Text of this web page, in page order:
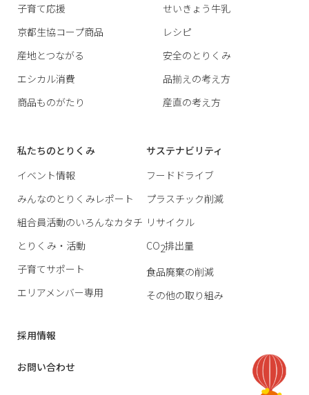
子育て応援
京都生協コープ商品
産地とつながる
エシカル消費
商品ものがたり
せいきょう牛乳
レシピ
安全のとりくみ
品揃えの考え方
産直の考え方
私たちのとりくみ
イベント情報
みんなのとりくみレポート
組合員活動のいろんなカタチ
とりくみ・活動
子育てサポート
エリアメンバー専用
サステナビリティ
フードドライブ
プラスチック削減
リサイクル
CO2排出量
食品廃棄の削減
その他の取り組み
採用情報
お問い合わせ